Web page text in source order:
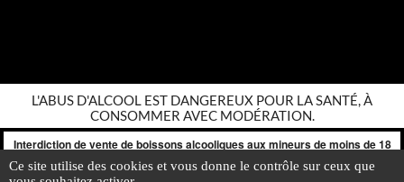
L'ABUS D'ALCOOL EST DANGEREUX POUR LA SANTÉ, À
CONSOMMER AVEC MODÉRATION.
Interdiction de vente de boissons alcooliques aux mineurs de moins de 18
ans
La preuve de majorité de l'acheteur est exigée au moment de la vente en
0
Ce site utilise des cookies et vous donne le contrôle sur ceux que